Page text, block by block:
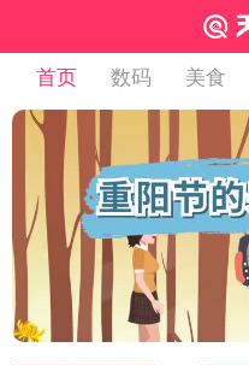
首页 数码 美食